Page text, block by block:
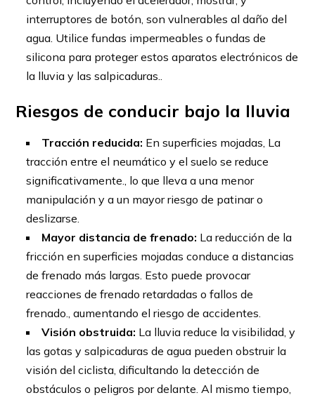
interruptores de botón, son vulnerables al daño del
agua. Utilice fundas impermeables o fundas de
silicona para proteger estos aparatos electrónicos de
la lluvia y las salpicaduras..
Riesgos de conducir bajo la lluvia
Tracción reducida: En superficies mojadas, La
tracción entre el neumático y el suelo se reduce
significativamente., lo que lleva a una menor
manipulación y a un mayor riesgo de patinar o
deslizarse.
Mayor distancia de frenado: La reducción de la
fricción en superficies mojadas conduce a distancias
de frenado más largas. Esto puede provocar
reacciones de frenado retardadas o fallos de
frenado., aumentando el riesgo de accidentes.
Visión obstruida: La lluvia reduce la visibilidad, y
las gotas y salpicaduras de agua pueden obstruir la
visión del ciclista, dificultando la detección de
obstáculos o peligros por delante. Al mismo tiempo,